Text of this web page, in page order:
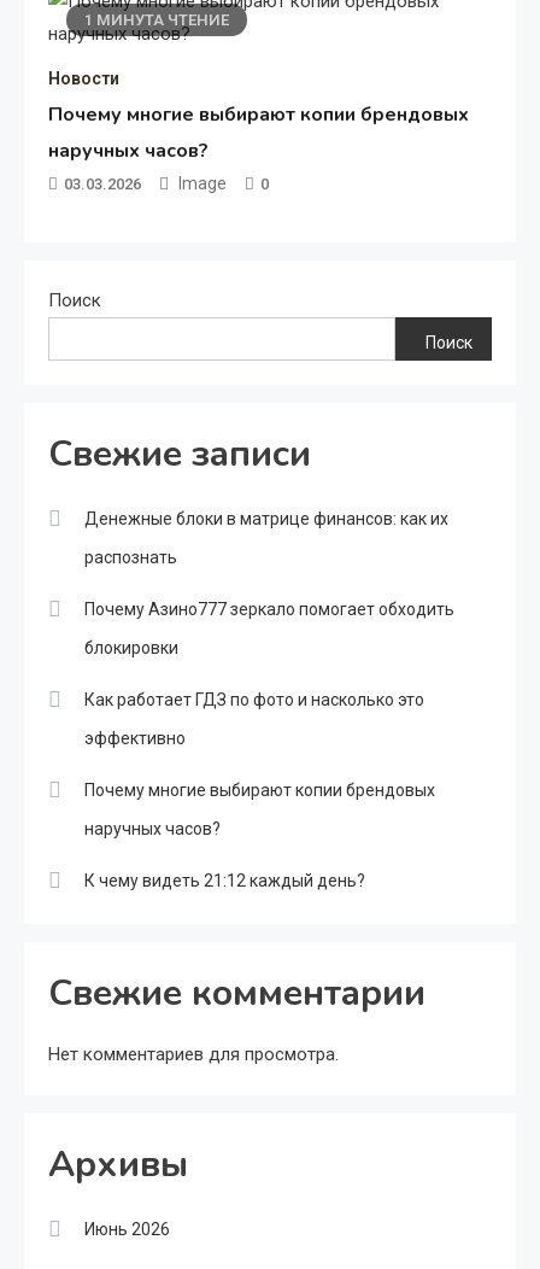
1 МИНУТА ЧТЕНИЕ
Новости
Почему многие выбирают копии брендовых
наручных часов?
03.03.2026 Image 0
Поиск
Поиск
Свежие записи
Денежные блоки в матрице финансов: как их
распознать
Почему Азино777 зеркало помогает обходить
блокировки
Как работает ГДЗ по фото и насколько это
эффективно
Почему многие выбирают копии брендовых
наручных часов?
К чему видеть 21:12 каждый день?
Свежие комментарии
Нет комментариев для просмотра.
Архивы
Июнь 2026